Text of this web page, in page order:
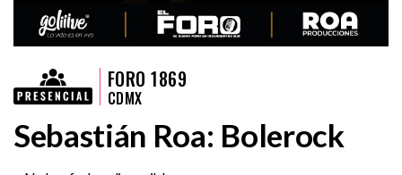
FORO 1869
CDMX
Sebastián Roa: Bolerock